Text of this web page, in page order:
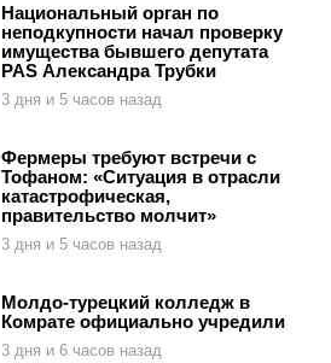
Национальный орган по
неподкупности начал проверку
имущества бывшего депутата
PAS Александра Трубки
3 дня и 5 часов назад
Фермеры требуют встречи с
Тофаном: «Ситуация в отрасли
катастрофическая,
правительство молчит»
3 дня и 5 часов назад
Молдо-турецкий колледж в
Комрате официально учредили
3 дня и 6 часов назад